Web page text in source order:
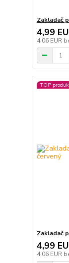
Zakladač
4,99
4,06 EUR
TOP
Zakladač
4,99
4,06 EUR